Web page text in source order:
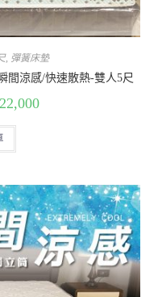
, 彈簧床墊
間涼感/快速散熱-雙人5尺